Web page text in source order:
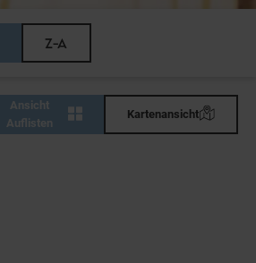
Z-A
Ansicht
Auflisten
Kartenansicht